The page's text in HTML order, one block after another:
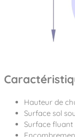
Hauteur de
Surface sol
Surface fluant